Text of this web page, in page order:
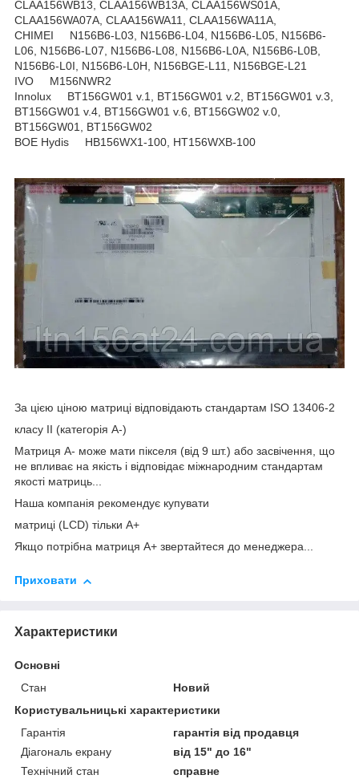
CLAA156WB13, CLAA156WB13A, CLAA156WS01A,
CLAA156WA07A, CLAA156WA11, CLAA156WA11A,
CHIMEI N156B6-L03, N156B6-L04, N156B6-L05, N156B6-
L06, N156B6-L07, N156B6-L08, N156B6-L0A, N156B6-L0B,
N156B6-L0I, N156B6-L0H, N156BGE-L11, N156BGE-L21
IVO M156NWR2
Innolux BT156GW01 v.1, BT156GW01 v.2, BT156GW01 v.3,
BT156GW01 v.4, BT156GW01 v.6, BT156GW02 v.0,
BT156GW01, BT156GW02
BOE Hydis HB156WX1-100, HT156WXB-100
За цією ціною матриці відповідають стандартам ISO 13406-2
класу II (категорія А-)
Матриця А- може мати пікселя (від 9 шт.) або засвічення, що
не впливає на якість і відповідає міжнародним стандартам
якості матриць...
Наша компанія рекомендує купувати
матриці (LCD) тільки А+
Якщо потрібна матриця А+ звертайтеся до менеджера...
Приховати
Характеристики
Основні
Стан
Новий
Користувальницькі характеристики
Гарантія
гарантія від продавця
Діагональ екрану
від 15" до 16"
Технічний стан
справне